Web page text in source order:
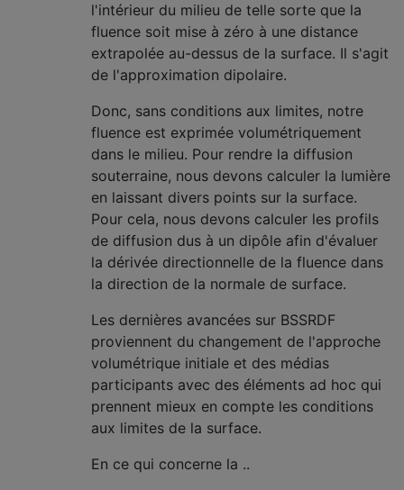
l'intérieur du milieu de telle sorte que la
fluence soit mise à zéro à une distance
extrapolée au-dessus de la surface. Il s'agit
de l'approximation dipolaire.
Donc, sans conditions aux limites, notre
fluence est exprimée volumétriquement
dans le milieu. Pour rendre la diffusion
souterraine, nous devons calculer la lumière
en laissant divers points sur la surface.
Pour cela, nous devons calculer les profils
de diffusion dus à un dipôle afin d'évaluer
la dérivée directionnelle de la fluence dans
la direction de la normale de surface.
Les dernières avancées sur BSSRDF
proviennent du changement de l'approche
volumétrique initiale et des médias
participants avec des éléments ad hoc qui
prennent mieux en compte les conditions
aux limites de la surface.
En ce qui concerne la ..